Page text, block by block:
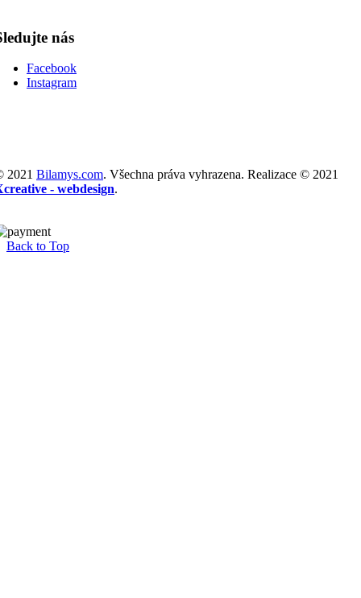
nás
Facebook
Instagram
2021 Bilamys.com. Všechna práva vyhrazena. Realizace © 2021
- webdesign.
Back to Top